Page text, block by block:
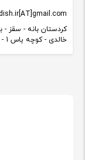
کردستان بانه - سقز
خالدی - کوچه یاس 1 - پلاک : 0 - طبقه : 1 08736248237 - 08736227961